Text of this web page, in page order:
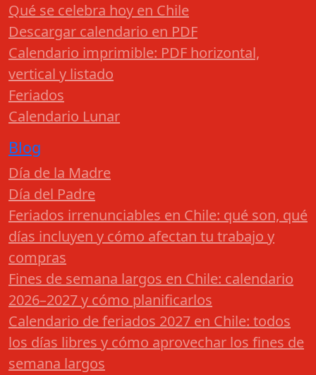
Qué se celebra hoy en Chile
Descargar calendario en PDF
Calendario imprimible: PDF horizontal,
vertical y listado
Feriados
Calendario Lunar
Blog
Día de la Madre
Día del Padre
Feriados irrenunciables en Chile: qué son, qué
días incluyen y cómo afectan tu trabajo y
compras
Fines de semana largos en Chile: calendario
2026–2027 y cómo planificarlos
Calendario de feriados 2027 en Chile: todos
los días libres y cómo aprovechar los fines de
semana largos